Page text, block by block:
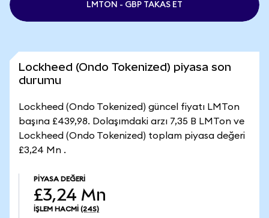
LMTON - GBP TAKAS ET
Lockheed (Ondo Tokenized) piyasa son
durumu
Lockheed (Ondo Tokenized) güncel fiyatı LMTon
başına £439,98. Dolaşımdaki arzı 7,35 B LMTon ve
Lockheed (Ondo Tokenized) toplam piyasa değeri
£3,24 Mn .
PIYASA DEĞERI
£3,24 Mn
İŞLEM HACMI (24S)